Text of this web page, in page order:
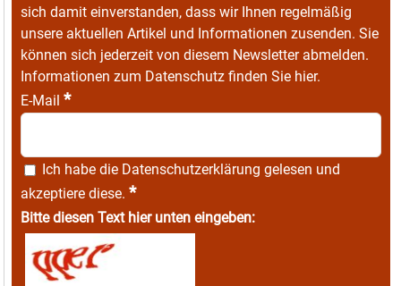
sich damit einverstanden, dass wir Ihnen regelmäßig
unsere aktuellen Artikel und Informationen zusenden. Sie
können sich jederzeit von diesem Newsletter abmelden.
Informationen zum Datenschutz finden Sie hier.
E-Mail *
Ich habe die Datenschutzerklärung gelesen und
akzeptiere diese. *
Bitte diesen Text hier unten eingeben: